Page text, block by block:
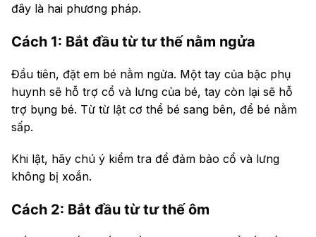
đây là hai phương pháp.
Cách 1: Bắt đầu từ tư thế nằm ngửa
Đầu tiên, đặt em bé nằm ngửa. Một tay của bậc phụ
huynh sẽ hỗ trợ cổ và lưng của bé, tay còn lại sẽ hỗ
trợ bụng bé. Từ từ lật cơ thể bé sang bên, để bé nằm
sấp.
Khi lật, hãy chú ý kiểm tra để đảm bảo cổ và lưng
không bị xoắn.
Cách 2: Bắt đầu từ tư thế ôm